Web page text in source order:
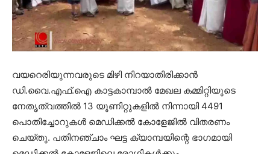
വയറെരിയുന്നവരുടെ മിഴി നിറയാതിരിക്കാന്‍
ഡി.വൈ.എഫ്.ഐ കാട്ടകാമ്പാല്‍ മേഖല കമ്മിറ്റിയുടെ
നേതൃത്വത്തില്‍ 13 യൂണിറ്റുകളില്‍ നിന്നായി 4491
പൊതിച്ചോറുകള്‍ മെഡിക്കല്‍ കോളേജില്‍ വിതരണം
ചെയ്തു. പതിനഞ്ചാം ഘട്ട ക്യാമ്പയിന്റെ ഭാഗമായി